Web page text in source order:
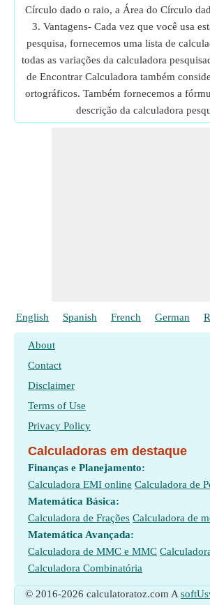
Círculo dado o raio, a Área do Círculo
3. Vantagens- Cada vez que você usa
pesquisa, fornecemos uma lista de
todas as variações da calculadora
de Encontrar Calculadora também
ortográficos. Também fornecemos a
descrição da calculadora
English Spanish French German
About
Contact
Disclaimer
Terms of Use
Privacy Policy
Calculadoras em destaque
Finanças e Planejamento:
Calculadora EMI online Calculadora de
Matemática Básica:
Calculadora de Frações Calculadora de
Matemática Avançada:
Calculadora de MMC e MMC
Calculadora Combinatória
© 2016-2026 calculatoratoz.com A